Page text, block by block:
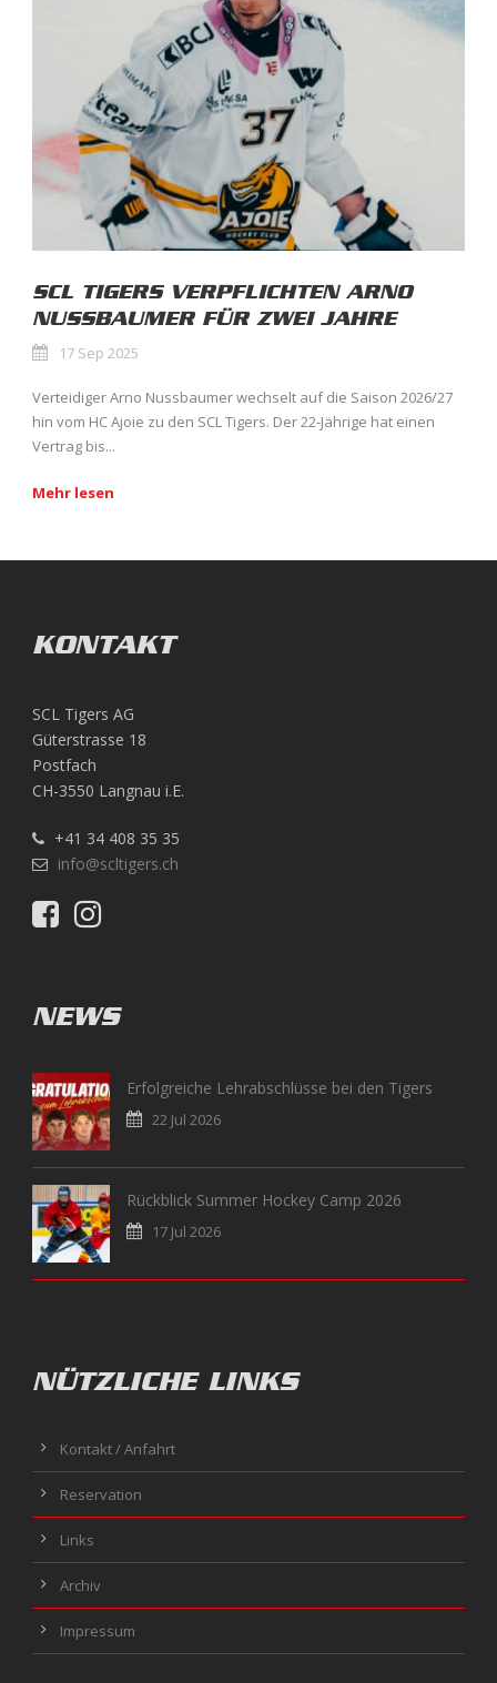
SCL TIGERS VERPFLICHTEN ARNO
NUSSBAUMER FÜR ZWEI JAHRE
17 Sep 2025
Verteidiger Arno Nussbaumer wechselt auf die Saison 2026/27
hin vom HC Ajoie zu den SCL Tigers. Der 22-Jährige hat einen
Vertrag bis...
Mehr lesen
KONTAKT
SCL Tigers AG
Güterstrasse 18
Postfach
CH-3550 Langnau i.E.
+41 34 408 35 35
info@scltigers.ch
NEWS
Erfolgreiche Lehrabschlüsse bei den Tigers
22 Jul 2026
Rückblick Summer Hockey Camp 2026
17 Jul 2026
NÜTZLICHE LINKS
Kontakt / Anfahrt
Reservation
Links
Archiv
Impressum